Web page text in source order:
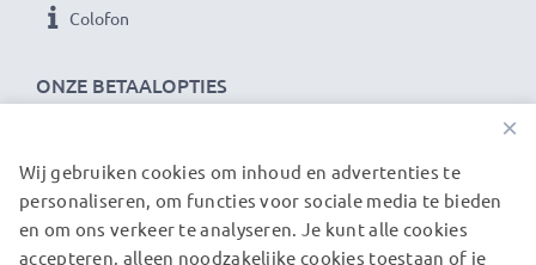
ONZE BETAALOPTIES
Colofon
ONZE VERZENDPARTNERS
×
Wij gebruiken cookies om inhoud en advertenties te
personaliseren, om functies voor sociale media te bieden
en om ons verkeer te analyseren. Je kunt alle cookies
accepteren, alleen noodzakelijke cookies toestaan of je